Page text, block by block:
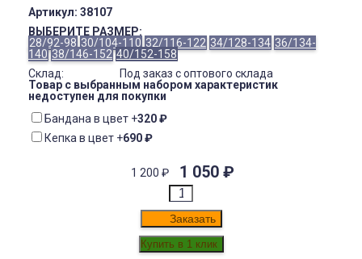
Артикул: 38107
ВЫБЕРИТЕ РАЗМЕР:
28/92-98 30/104-110 32/116-122 34/128-134 36/134-
140 38/146-152 40/152-158
Склад:
Под заказ с оптового склада
Товар с выбранным набором характеристик
недоступен для покупки
Бандана в цвет +320₽
Кепка в цвет +690₽
1 200 ₽ 1 050 ₽
Заказать